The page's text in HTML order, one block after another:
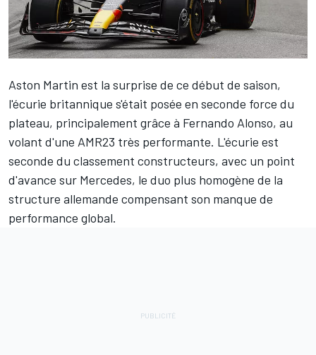
Aston Martin est la surprise de ce début de saison,
l'écurie britannique s'était posée en seconde force du
plateau, principalement grâce à Fernando Alonso, au
volant d'une AMR23 très performante. L'écurie est
seconde du classement constructeurs, avec un point
d'avance sur Mercedes, le duo plus homogène de la
structure allemande compensant son manque de
performance global.